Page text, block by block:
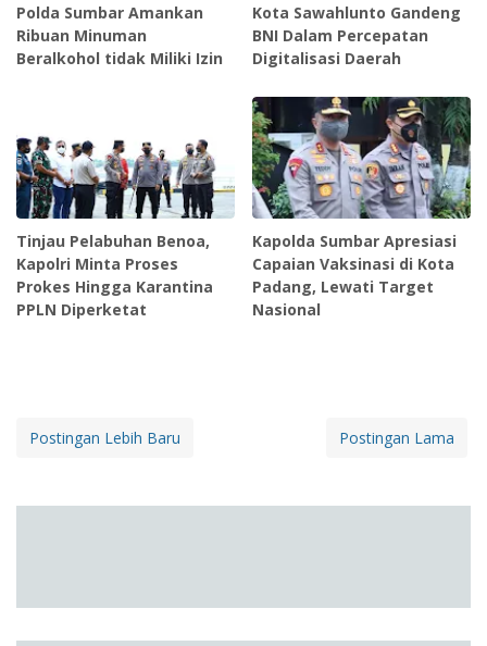
Polda Sumbar Amankan
Ribuan Minuman
Beralkohol tidak Miliki Izin
Kota Sawahlunto Gandeng
BNI Dalam Percepatan
Digitalisasi Daerah
Tinjau Pelabuhan Benoa,
Kapolri Minta Proses
Prokes Hingga Karantina
PPLN Diperketat
Kapolda Sumbar Apresiasi
Capaian Vaksinasi di Kota
Padang, Lewati Target
Nasional
Postingan Lebih Baru Postingan Lama